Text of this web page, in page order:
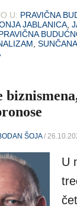
U: PRAVIČNA
JABLANICA ,
,
ŠOJA/
U